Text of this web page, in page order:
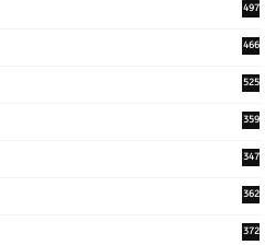
497
466
525
359
347
362
372